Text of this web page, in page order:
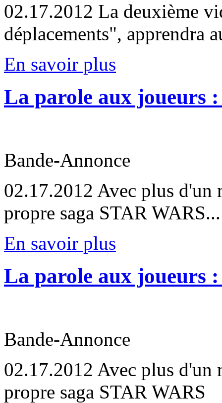
02.17.2012 La deuxième
déplacements", apprendra
En savoir plus
La parole aux joueurs
Bande-Annonce
02.17.2012 Avec plus d'un
propre saga STAR WARS...
En savoir plus
La parole aux joueurs
Bande-Annonce
02.17.2012 Avec plus d'un
propre saga STAR WARS